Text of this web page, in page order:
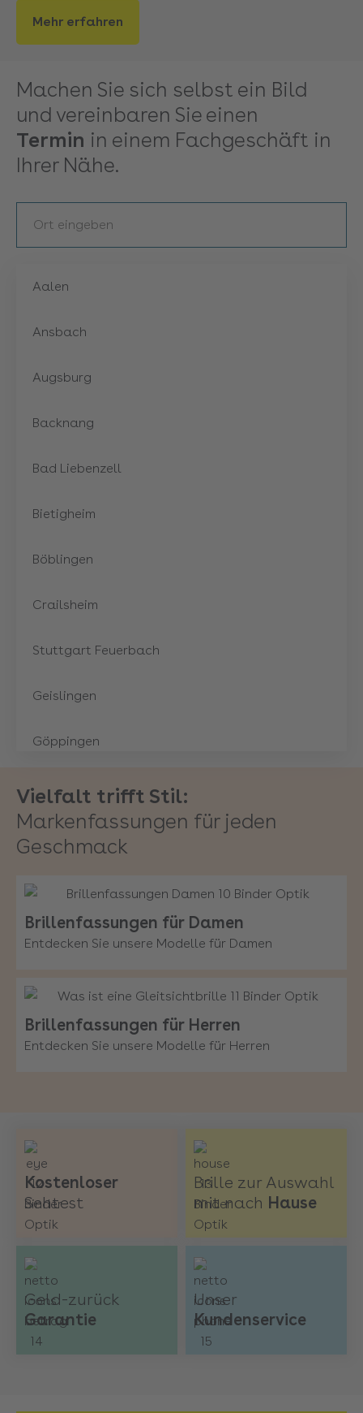
Mehr erfahren
Machen Sie sich selbst ein Bild
und vereinbaren Sie einen
Termin in einem Fachgeschäft in
Ihrer Nähe.
Aalen
Ansbach
Augsburg
Backnang
Bad Liebenzell
Bietigheim
Böblingen
Crailsheim
Stuttgart Feuerbach
Geislingen
Göppingen
Günzburg
Heidelberg
Heilbronn Stadtgalerie
Konstanz LAGO Shopping-Center
Kornwestheim
Ludwigsburg
Ludwigsburg Breuningerland
Vielfalt trifft Stil:
Markenfassungen für jeden
Geschmack
Brillenfassungen für Damen
Entdecken Sie unsere Modelle für Damen
Brillenfassungen für Herren
Entdecken Sie unsere Modelle für Herren
Kostenloser
Sehtest
Brille zur Auswahl
mit nach Hause
Geld-zurück
Garantie
Unser
Kundenservice